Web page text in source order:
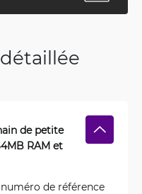
de petite
RAM et
de référence